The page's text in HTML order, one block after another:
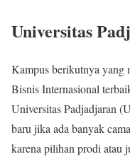
Universitas
Kampus berikutnya yang
Bisnis Internasional
Universitas Padjadjaran
baru jika ada banyak
karena pilihan prodi atau